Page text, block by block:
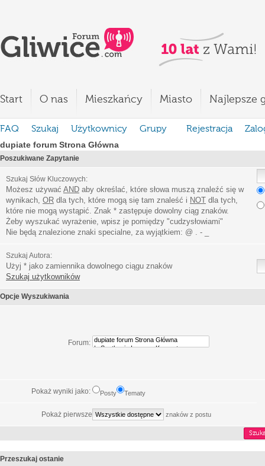
Start O nas Mieszkańcy Miasto Najlepsze
FAQ Szukaj Użytkownicy Grupy Rejestracja
dupiate forum Strona Główna
Poszukiwane Zapytanie
Szukaj Słów Kluczowych:
Możesz używać AND aby określać, które słowa muszą znaleźć się w
wynikach, OR dla tych, które mogą się tam znaleść i NOT dla tych,
które nie mogą wystąpić. Znak * zastępuje dowolny ciąg znaków.
Żeby wyszukać wyrażenie, wpisz je pomiędzy "cudzysłowiami"
Nie będą znalezione znaki specialne, za wyjątkiem: @ . - _
Szukaj Autora:
Użyj * jako zamiennika dowolnego ciągu znaków
Szukaj użytkowników
Opcje Wyszukiwania
Forum:
Pokaż wyniki jako: Posty Tematy
Pokaż pierwsze znaków z postu
Przeszukaj ostanie